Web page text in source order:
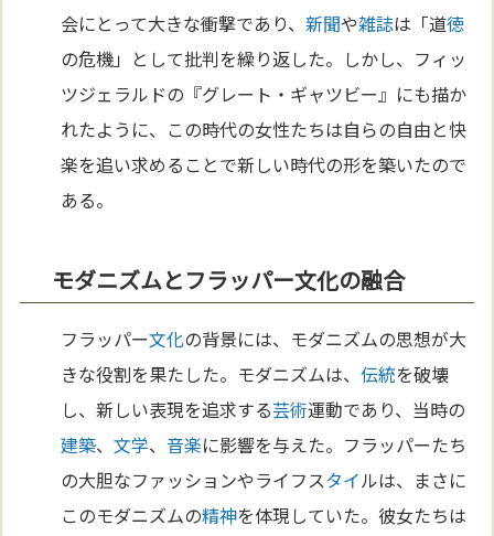
会にとって大きな衝撃であり、新聞や雑誌は「道徳
の危機」として批判を繰り返した。しかし、フィッ
ツジェラルドの『グレート・ギャツビー』にも描か
れたように、この時代の女性たちは自らの自由と快
楽を追い求めることで新しい時代の形を築いたので
ある。
モダニズムとフラッパー文化の融合
フラッパー文化の背景には、モダニズムの思想が大
きな役割を果たした。モダニズムは、伝統を破壊
し、新しい表現を追求する芸術運動であり、当時の
建築、文学、音楽に影響を与えた。フラッパーたち
の大胆なファッションやライフスタイルは、まさに
このモダニズムの精神を体現していた。彼女たちは